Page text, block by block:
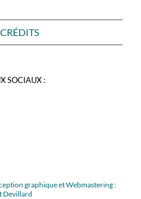
SOCIAUX :
graphique et Webmastering :
Devillard